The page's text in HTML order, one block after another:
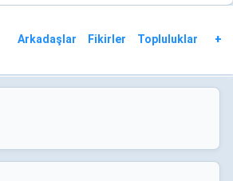
Arkadaşlar Fikirler Topluluklar +